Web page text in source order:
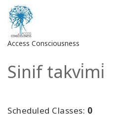
Access Consciousness
Hesabınızda
Sinif takvi̇mi̇
Scheduled Classes: 0